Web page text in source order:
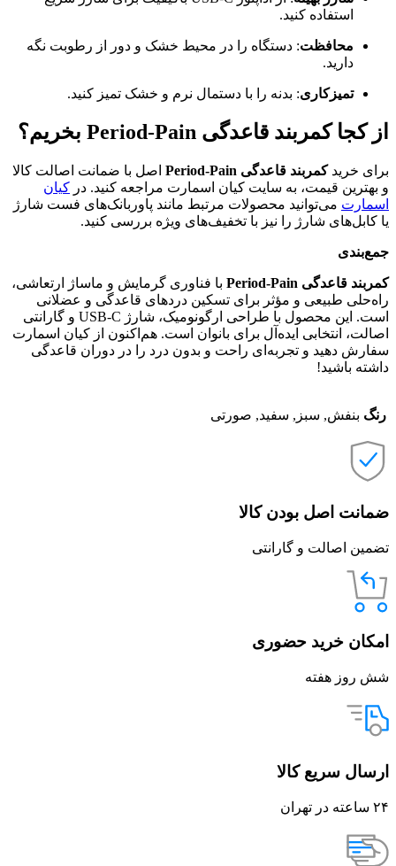
استفاده کنید.
محافظت: دستگاه را در محیط خشک و دور از رطوبت نگه
دارید.
تمیزکاری: بدنه را با دستمال نرم و خشک تمیز کنید.
از کجا کمربند قاعدگی Period-Pain بخریم؟
برای خریدکمربند قاعدگی Period-Pain
اصل با ضمانت اصالت کالا
و بهترین قیمت، به سایت کیان اسمارت مراجعه کنید. در کیان
اسمارت می‌توانید محصولات مرتبط مانند پاوربانک‌های فست شارژ
یا کابل‌های شارژ را نیز با تخفیف‌های ویژه بررسی کنید.
جمع‌بندی
کمربند قاعدگی Period-Pain
با فناوری گرمایش و ماساژ ارتعاشی،
راه‌حلی طبیعی و مؤثر برای تسکین دردهای قاعدگی و عضلانی
است. این محصول با طراحی ارگونومیک، شارژ USB-C و گارانتی
اصالت، انتخابی ایده‌آل برای بانوان است. هم‌اکنون از کیان اسمارت
سفارش دهید و تجربه‌ای راحت و بدون درد را در دوران قاعدگی
داشته باشید!
رنگ بنفش, سبز, سفید, صورتی
ضمانت اصل بودن کالا
تضمین اصالت و گارانتی
امکان خرید حضوری
شش روز هفته
ارسال سریع کالا
۲۴ ساعته در تهران